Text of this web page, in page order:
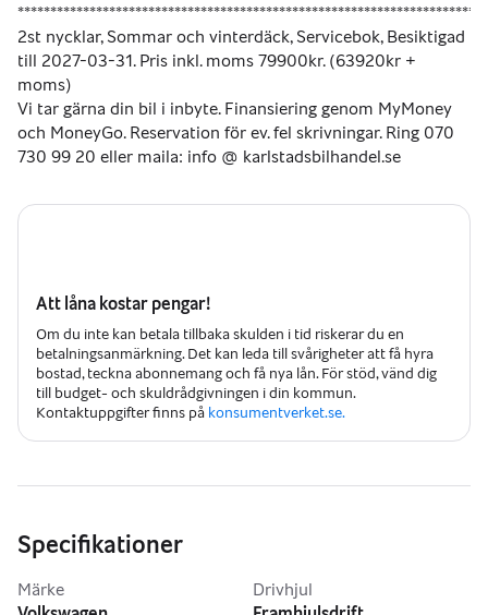
2st nycklar, Sommar och vinterdäck, Servicebok, Besiktigad
till 2027-03-31. Pris inkl. moms 79900kr. (63920kr +
moms)
Vi tar gärna din bil i inbyte. Finansiering genom MyMoney
och MoneyGo. Reservation för ev. fel skrivningar. Ring 070
730 99 20 eller maila: info @ karlstadsbilhandel.se
Att låna kostar pengar!
Om du inte kan betala tillbaka skulden i tid riskerar du en
betalningsanmärkning. Det kan leda till svårigheter att få hyra
bostad, teckna abonnemang och få nya lån. För stöd, vänd dig
till budget- och skuldrådgivningen i din kommun.
Kontaktuppgifter finns på konsumentverket.se.
Specifikationer
Märke
Drivhjul